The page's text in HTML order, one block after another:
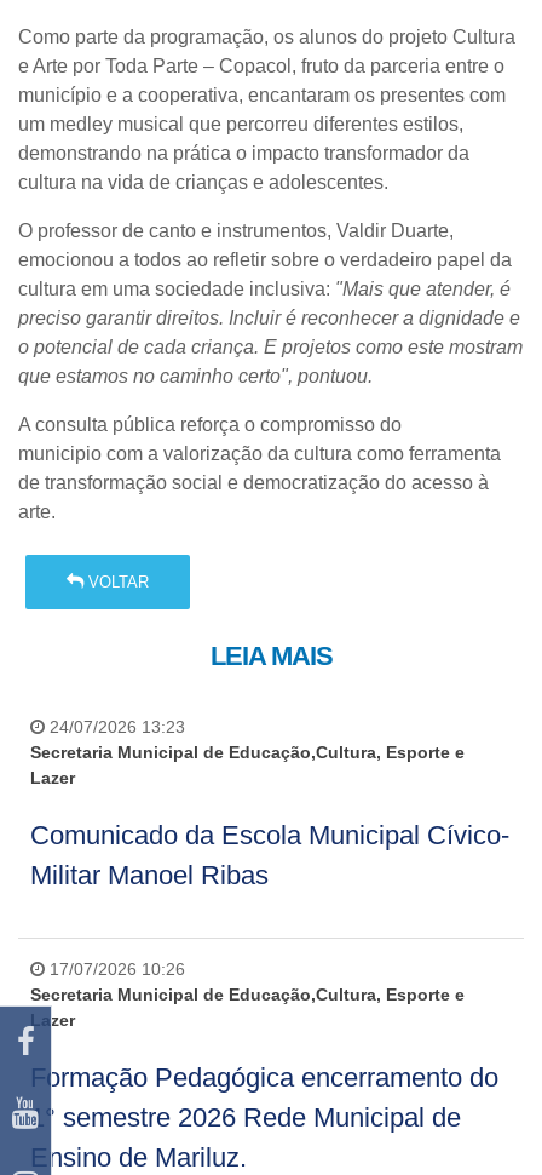
Como parte da programação, os alunos do projeto Cultura
e Arte por Toda Parte – Copacol, fruto da parceria entre o
município e a cooperativa, encantaram os presentes com
um medley musical que percorreu diferentes estilos,
demonstrando na prática o impacto transformador da
cultura na vida de crianças e adolescentes.
O professor de canto e instrumentos, Valdir Duarte,
emocionou a todos ao refletir sobre o verdadeiro papel da
cultura em uma sociedade inclusiva: "Mais que atender, é
preciso garantir direitos. Incluir é reconhecer a dignidade e
o potencial de cada criança. E projetos como este mostram
que estamos no caminho certo", pontuou.
A consulta pública reforça o compromisso do
municipio com a valorização da cultura como ferramenta
de transformação social e democratização do acesso à
arte.
VOLTAR
LEIA MAIS
24/07/2026 13:23
Secretaria Municipal de Educação,Cultura, Esporte e
Lazer
Comunicado da Escola Municipal Cívico-
Militar Manoel Ribas
17/07/2026 10:26
Secretaria Municipal de Educação,Cultura, Esporte e
Lazer
Formação Pedagógica encerramento do
1° semestre 2026 Rede Municipal de
Ensino de Mariluz.